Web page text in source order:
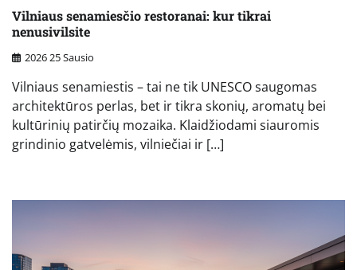
Vilniaus senamiesčio restoranai: kur tikrai
nenusivilsite
2026 25 Sausio
Vilniaus senamiestis – tai ne tik UNESCO saugomas
architektūros perlas, bet ir tikra skonių, aromatų bei
kultūrinių patirčių mozaika. Klaidžiodami siauromis
grindinio gatvelėmis, vilniečiai ir […]